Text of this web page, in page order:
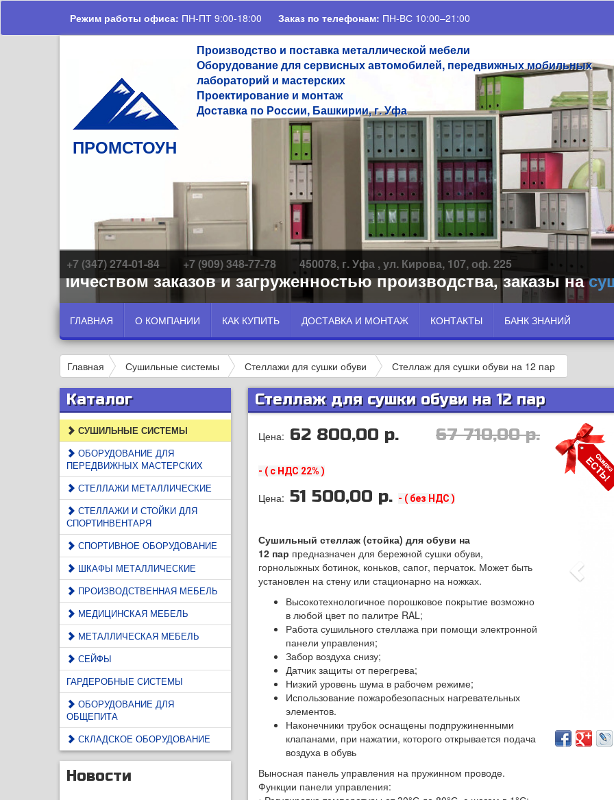
Режим работы офиса: ПН-ПТ 9:00-18:00 Заказ по телефонам: ПН-ВС 10:00–21:00
ПРОМСТОУН
Производство и поставка металлической мебели
Оборудование для сервисных автомобилей, передвижных мобильных
лабораторий и мастерских
Проектирование и монтаж
Доставка по России, Башкирии, г. Уфа
+7 (347) 274-01-84 +7 (909) 348-77-78 450078, г. Уфа , ул. Кирова, 107, оф. 225
заказов и загруженностью производства, заказы на
ГЛАВНАЯ О КОМПАНИИ КАК КУПИТЬ ДОСТАВКА И МОНТАЖ КОНТАКТЫ БАНК ЗНАНИЙ
Главная Сушильные системы Стеллажи для сушки обуви Стеллаж для сушки обуви на 12 пар
Каталог
СУШИЛЬНЫЕ СИСТЕМЫ
ОБОРУДОВАНИЕ ДЛЯ
ПЕРЕДВИЖНЫХ МАСТЕРСКИХ
СТЕЛЛАЖИ МЕТАЛЛИЧЕСКИЕ
СТЕЛЛАЖИ И СТОЙКИ ДЛЯ
СПОРТИНВЕНТАРЯ
СПОРТИВНОЕ ОБОРУДОВАНИЕ
ШКАФЫ МЕТАЛЛИЧЕСКИЕ
ПРОИЗВОДСТВЕННАЯ МЕБЕЛЬ
МЕДИЦИНСКАЯ МЕБЕЛЬ
МЕТАЛЛИЧЕСКАЯ МЕБЕЛЬ
СЕЙФЫ
ГАРДЕРОБНЫЕ СИСТЕМЫ
ОБОРУДОВАНИЕ ДЛЯ
ОБЩЕПИТА
СКЛАДСКОЕ ОБОРУДОВАНИЕ
Новости
Стеллаж для сушки обуви на 12 пар
Цена: 62 800,00 р. 67 710,00 р.
- ( с НДС 22% )
Цена: 51 500,00 р. - ( без НДС )
Сушильный стеллаж (стойка) для обуви на
12 пар предназначен для бережной сушки обуви,
горнолыжных ботинок, коньков, сапог, перчаток. Может быть
установлен на стену или стационарно на ножках.
Высокотехнологичное порошковое покрытие возможно
в любой цвет по палитре RAL;
Работа сушильного стеллажа при помощи электронной
панели управления;
Забор воздуха снизу;
Датчик защиты от перегрева;
Низкий уровень шума в рабочем режиме;
Использование пожаробезопасных нагревательных
элементов.
Наконечники трубок оснащены подпружиненными
клапанами, при нажатии, которого открывается подача
воздуха в обувь
Выносная панель управления на пружинном проводе.
Функции панели управления: